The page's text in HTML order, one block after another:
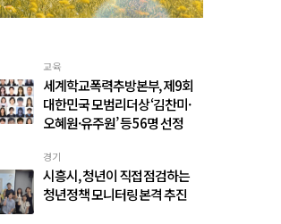
교육
세계학교폭력추방본부, 제9회
대한민국 모범리더상 ‘김찬미·
오혜원·유주원’ 등 56명 선정
경기
시흥시, 청년이 직접 점검하는
청년정책 모니터링 본격 추진